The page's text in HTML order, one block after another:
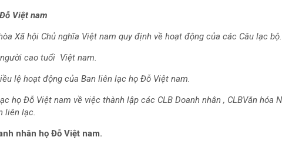
Việt nam
Xã hội Chủ nghĩa Việt nam quy định về hoạt động của các Câu lạc bộ.
cao tuổi Việt nam.
lệ hoạt động của Ban liên lạc họ Đỗ Việt nam.
họ Đỗ Việt nam về việc thành lập các CLB Doanh nhân , CLBVăn hóa
liên lạc.
nhân họ Đỗ Việt nam.